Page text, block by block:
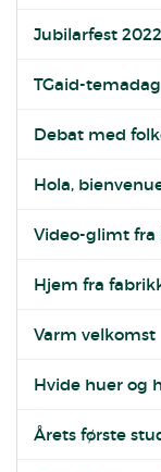
Jubilarfest 2022
TGaid-
Debat med
Hola,
Video-glimt
Hjem fra
Varm velkomst
Hvide huer og
Årets første